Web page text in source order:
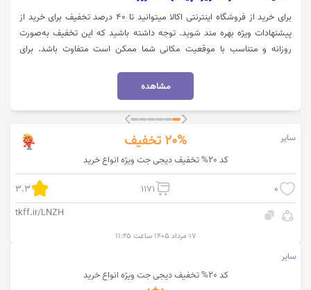
برای خرید از فروشگاه اینترنتی اکالا میتوانید تا 40 درصد تخفیف برای خرید از
پیشنهادات ویژه بهره مند شوید. توجه داشته باشید که این تخفیف به‌صورت
روزانه و متناسب با موقعیت مکانی شما ممکن است متفاوت باشد. برای
مشاهده
سایر 20% تخفیف
کد 20% تخفیف دیجی جت ویژه انواع خرید
0
1171
3.3
tkff.ir/LNZH
۱۷ مرداد ۱۴۰۵ ساعت ۱۱:۲۵
سایر
کد 20% تخفیف دیجی جت ویژه انواع خرید